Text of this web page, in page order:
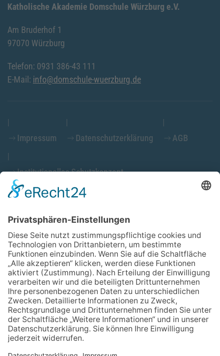
Katholische Akademie Domschule Würzburg e.V.
Am Bruderhof 1
97070 Würzburg
Telefon: 0931 386-43 111
E-Mail: info@domschule-wuerzburg.de
Impressum Datenschutzerklärung AGB
Institutionelles Schutzkonzept